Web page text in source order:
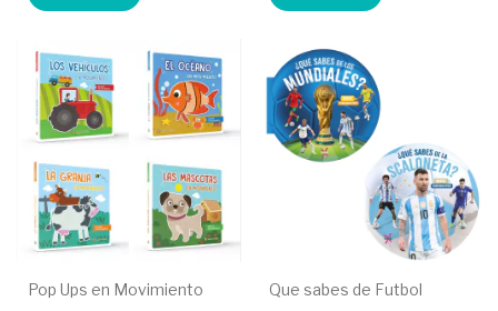
Pop Ups en Movimiento Que sabes de Futbol